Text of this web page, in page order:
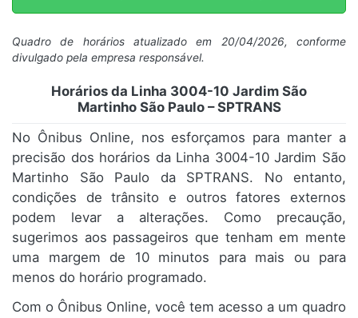
Quadro de horários atualizado em 20/04/2026, conforme
divulgado pela empresa responsável.
Horários da Linha 3004-10 Jardim São
Martinho São Paulo – SPTRANS
No Ônibus Online, nos esforçamos para manter a
precisão dos horários da Linha 3004-10 Jardim São
Martinho São Paulo da SPTRANS. No entanto,
condições de trânsito e outros fatores externos
podem levar a alterações. Como precaução,
sugerimos aos passageiros que tenham em mente
uma margem de 10 minutos para mais ou para
menos do horário programado.
Com o Ônibus Online, você tem acesso a um quadro